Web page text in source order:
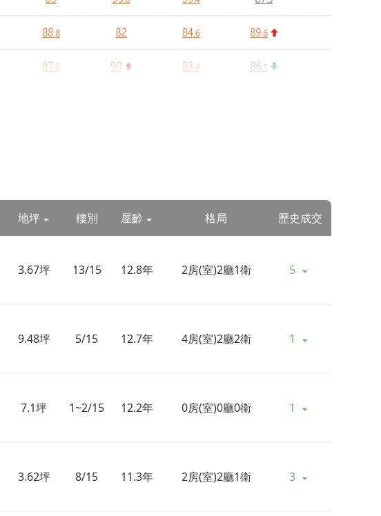
地坪 樓別 屋齡 格局 歷史成交
3.67坪 13/15 12.8年 2房(室)2廳1衛 5
9.48坪 5/15 12.7年 4房(室)2廳2衛 1
7.1坪 1~2/15 12.2年 0房(室)0廳0衛 1
3.62坪 8/15 11.3年 2房(室)2廳1衛 3